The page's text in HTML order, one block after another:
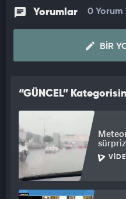
Yorumlar 0 Yorum
BIR
“GÜNCEL”